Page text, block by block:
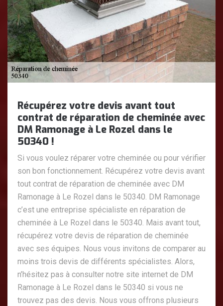
Récupérez votre devis avant tout
contrat de réparation de cheminée avec
DM Ramonage à Le Rozel dans le
50340 !
Si vous voulez réparer votre cheminée ou pour vérifier
son bon fonctionnement. Récupérez votre devis avant
tout contrat de réparation de cheminée avec DM
Ramonage à Le Rozel dans le 50340. DM Ramonage
c’est une entreprise spécialiste en réparation de
cheminée à Le Rozel dans le 50340. Mais avant tout,
récupérez votre devis de réparation de cheminée
avec ses équipes. Nous vous invitons de comparer au
moins trois devis de différents spécialistes. Alors,
n’hésitez pas à consulter notre site internet de DM
Ramonage à Le Rozel dans le 50340 si vous ne
trouvez pas des devis. Nous vous offrons plusieurs